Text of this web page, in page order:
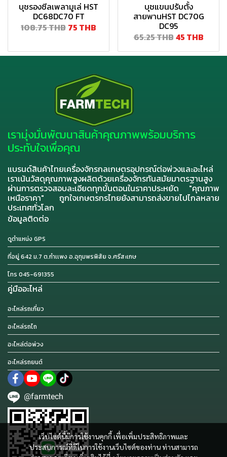
บุชรองซีลเพลามูเล่ HST
DC68DC70 FT
108.75 THB 75 THB
บุชแขนปรับตั้ง
สายพานHST DC70G
DC95
65.25 THB45 THB
เว็บไซต์นี้มีการใช้งานคุกกี้ เพื่อเพิ่มประสิทธิภาพและ
ประสบการณ์ที่ดีในการใช้งานเว็บไซต์ของท่าน ท่านสามารถ
เรามุ่งมั่นพัฒนาสินค้าคุณภาพพร้อมบริการ
ประทับใจเพื่อคุณ
แบรนด์สินค้าไทยเครื่องจักรกลเกษตรอุปกรณ์ต่อพ่วงและอะไหล่
เราเน้นวัสดุคุณภาพสูงผลิตด้วยเครื่องจักรทันสมัยมาตรฐานสูง
ผ่านการตรวจสอบละเอียดทุกขั้นตอนในราคาประหยัด "คุณภาพ
เหนือราคา" ถูกใจเกษตรกรไทยยังสามารถส่งขายไปไกลหลาย
ประเทศทั่วโลก
ข้อมูลติดต่อ
ดูตำแหน่ง GPS
ที่อยู่ 642 ม.7 ต.กำเเพง อ.อุทุมพรพิสัย จ.ศรีสะเกษ
โทร 045-691355
คู่มืออะไหล่
อะไหล่รถเกี่ยว
อะไหล่รถไถ
อะไหล่ต่อพ่วง
อะไหล่รถยนต์
@farmtech